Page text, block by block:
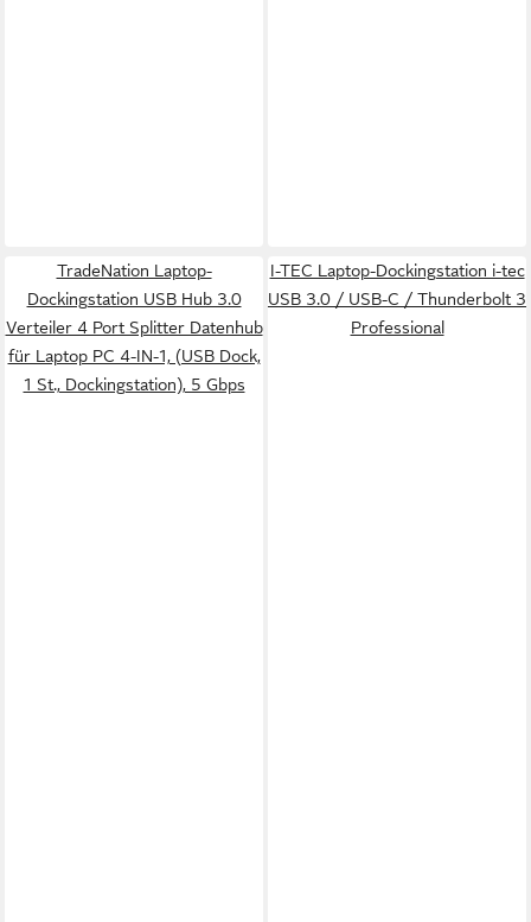
TradeNation Laptop-
Dockingstation USB Hub 3.0
Verteiler 4 Port Splitter Datenhub
für Laptop PC 4-IN-1, (USB Dock,
1 St., Dockingstation), 5 Gbps
I-TEC Laptop-Dockingstation i-tec
USB 3.0 / USB-C / Thunderbolt 3
Professional